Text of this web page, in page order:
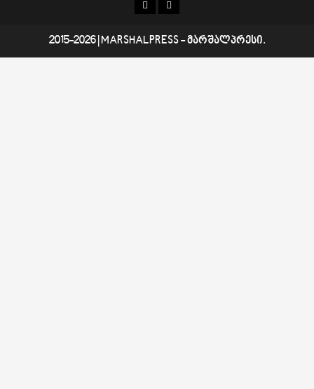
2015-2026 MARSHALPRESS- მარშალპრესი.